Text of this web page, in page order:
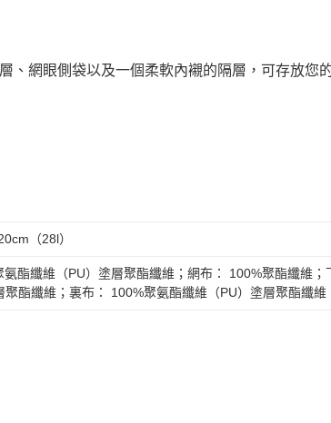
、網眼側袋以及一個柔軟內襯的隔層，可存放您
（28l）
氨酯纖維（PU）塗層聚酯纖維；網布： 100%聚酯纖維；
聚酯纖維；裏布： 100%聚氨酯纖維（PU）塗層聚酯纖維